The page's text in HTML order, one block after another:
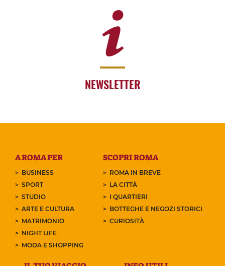
NEWSLETTER
A ROMA PER
BUSINESS
SPORT
STUDIO
ARTE E CULTURA
MATRIMONIO
NIGHT LIFE
MODA E SHOPPING
SCOPRI ROMA
ROMA IN BREVE
LA CITTÀ
I QUARTIERI
BOTTEGHE E NEGOZI STORICI
CURIOSITÀ